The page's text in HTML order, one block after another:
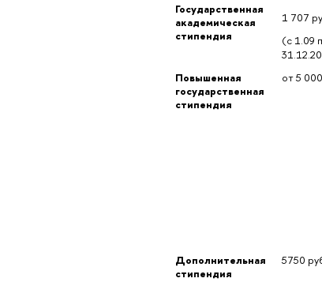
Государственная
академическая
стипендия
1 707
(с 1.09
Повышенная
государственная
стипендия
от 5
Дополнительная
стипендия
5750